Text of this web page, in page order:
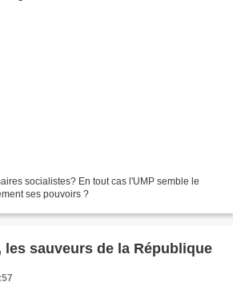
socialistes? En tout cas l'UMP semble le
ses pouvoirs ?
les sauveurs de la République